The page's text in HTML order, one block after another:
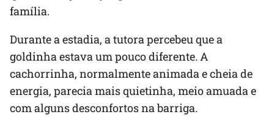
família.
Durante a estadia, a tutora percebeu que a
goldinha estava um pouco diferente. A
cachorrinha, normalmente animada e cheia de
energia, parecia mais quietinha, meio amuada e
com alguns desconfortos na barriga.